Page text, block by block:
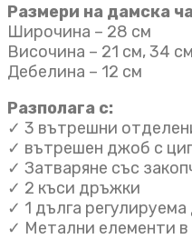
Размери на дамска
Широчина – 28 см
Височина – 21 см, 34
Дебелина – 12 см
Разполага с:
✓ 3 вътрешни
✓ вътрешeн джоб с
✓ Затваряне със
✓ 2 къси дръжки
✓ 1 дълга
✓ Метални елементи в